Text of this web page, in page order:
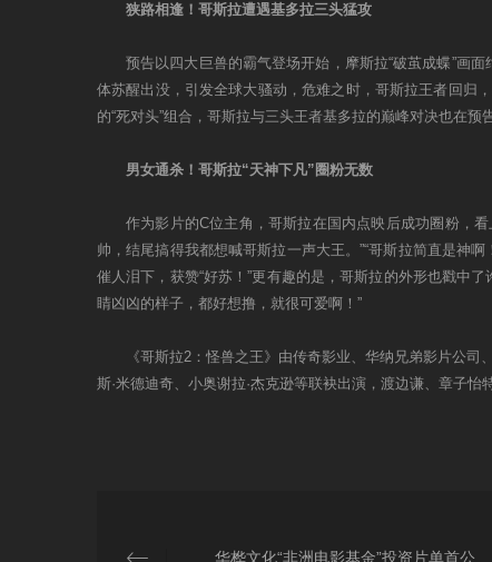
狭路相逢！哥斯拉遭遇基多拉三头猛攻
预告以四大巨兽的霸气登场开始，摩斯拉“破茧成蝶”画
体苏醒出没，引发全球大骚动，危难之时，哥斯拉王者回归
的“死对头”组合，哥斯拉与三头王者基多拉的巅峰对决也在预
男女通杀！哥斯拉“天神下凡”圈粉无数
作为影片的C位主角，哥斯拉在国内点映后成功圈粉，
帅，结尾搞得我都想喊哥斯拉一声大王。”“哥斯拉简直是神
催人泪下，获赞“好苏！”更有趣的是，哥斯拉的外形也戳中
睛凶凶的样子，都好想撸，就很可爱啊！”
《哥斯拉2：怪兽之王》由传奇影业、华纳兄弟影片公司
斯·米德迪奇、小奥谢拉·杰克逊等联袂出演，渡边谦、章子怡